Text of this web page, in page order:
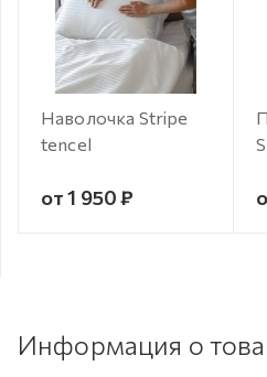
Наволочка Stripe
tencel
от 1 950 ₽
Информация о